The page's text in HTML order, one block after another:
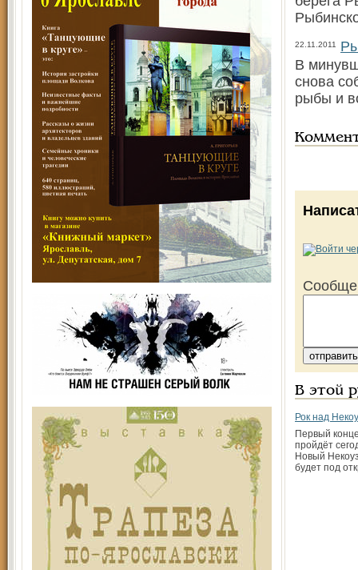
22.11.2011
В
снова
рыбы и
В этой
Рок над
Первый
пройдёт
Новый
будет под